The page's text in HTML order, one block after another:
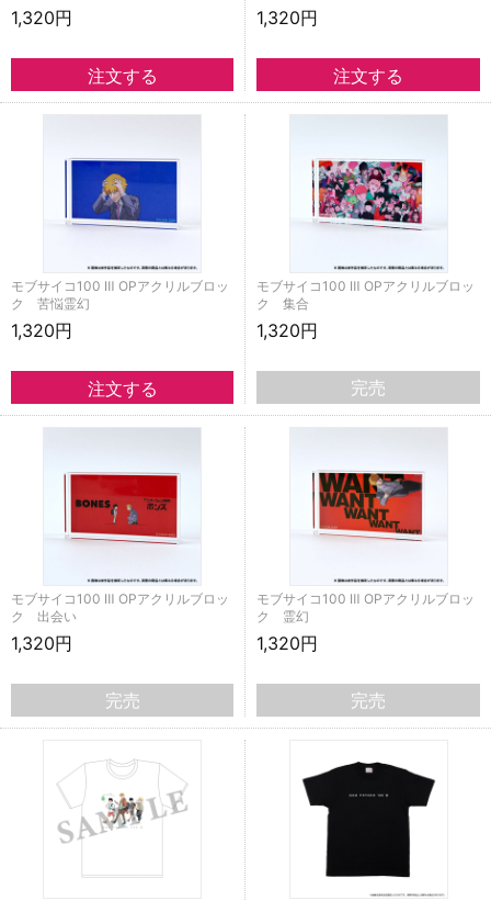
1,320円 1,320円
モブサイコ100 Ⅲ OPアクリルブロッ
ク 苦悩霊幻
1,320円
モブサイコ100 Ⅲ OPアクリルブロッ
ク 集合
1,320円
完売
モブサイコ100 Ⅲ OPアクリルブロッ
ク 出会い
1,320円
完売
モブサイコ100 Ⅲ OPアクリルブロッ
ク 霊幻
1,320円
完売